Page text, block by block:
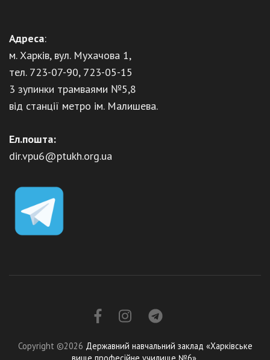
Адреса:
м. Харків, вул. Мухачова 1,
тел. 723-07-90, 723-05-15
3 зупинки трамваями №5,8
від станції метро ім. Малишева.
Ел.пошта:
dir.vpu6@ptukh.org.ua
Copyright ©2026 Державний навчальний заклад «Харківське